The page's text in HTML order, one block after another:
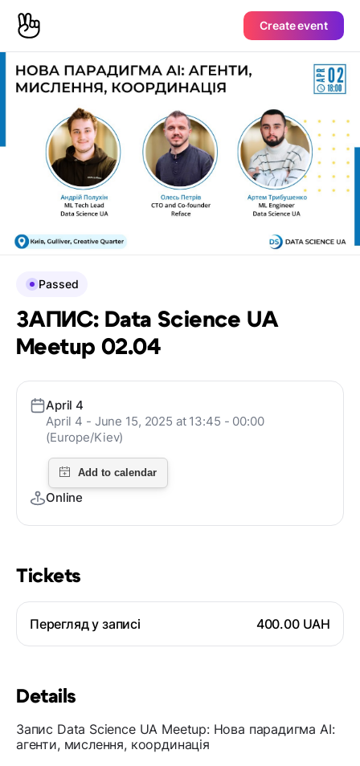
Create event
Tickets
Перегляд у записі 400.00 UAH
Details
Запис Data Science UA Meetup: Нова парадигма AI:
агенти, мислення, координація
Passed
ЗАПИС: Data Science UA
Meetup 02.04
April 4
April 4 - June 15, 2025 at 13:45 - 00:00
(Europe/Kiev)
Online